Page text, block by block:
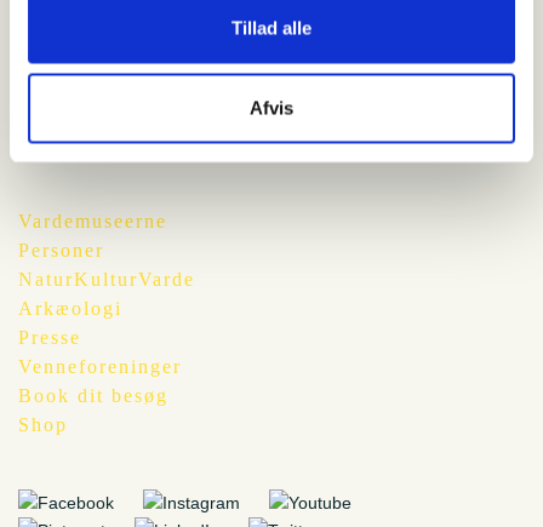
Tillad alle
Afvis
Nymindegab Museum
Vardemuseerne
Personer
NaturKulturVarde
Arkæologi
Presse
Venneforeninger
Book dit besøg
Shop